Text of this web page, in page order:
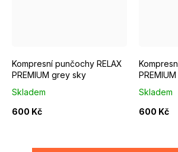
Kompresní punčochy RELAX
PREMIUM grey sky
Skladem
600 Kč
Skladem
600 Kč